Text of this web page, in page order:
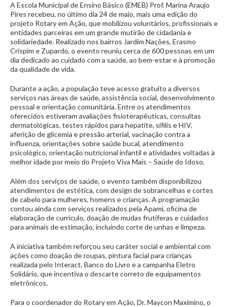
A Escola Municipal de Ensino Básico (EMEB) Prof. Marina Araujo
Pires recebeu, no último dia 24 de maio, mais uma edição do
projeto Rotary em Ação, que mobilizou voluntários, profissionais e
entidades parceiras em um grande mutirão de cidadania e
solidariedade. Realizado nos bairros Jardim Nações, Erasmo
Crispim e Zupardo, o evento reuniu cerca de 600 pessoas em um
dia dedicado ao cuidado com a saúde, ao bem-estar e à promoção
da qualidade de vida.
Durante a ação, a população teve acesso gratuito a diversos
serviços nas áreas de saúde, assistência social, desenvolvimento
pessoal e orientação comunitária. Entre os atendimentos
oferecidos estiveram avaliações fisioterapêuticas, consultas
dermatológicas, testes rápidos para hepatite, sífilis e HIV,
aferição de glicemia e pressão arterial, vacinação contra a
influenza, orientações sobre saúde bucal, atendimento
psicológico, orientação nutricional infantil e atividades voltadas à
melhor idade por meio do Projeto Viva Mais – Saúde do Idoso.
Além dos serviços de saúde, o evento também disponibilizou
atendimentos de estética, com design de sobrancelhas e cortes
de cabelo para mulheres, homens e crianças. A programação
contou ainda com serviços realizados pela Apami, oficina de
elaboração de currículo, doação de mudas frutíferas e cuidados
para animais de estimação, incluindo corte de unhas e limpeza.
A iniciativa também reforçou seu caráter social e ambiental com
ações como doação de roupas, pintura facial para crianças
realizada pelo Interact, Banco do Livro e a campanha Eletro
Solidário, que incentiva o descarte correto de equipamentos
eletrônicos.
Para o coordenador do Rotary em Ação, Dr. Maycon Maximino, o